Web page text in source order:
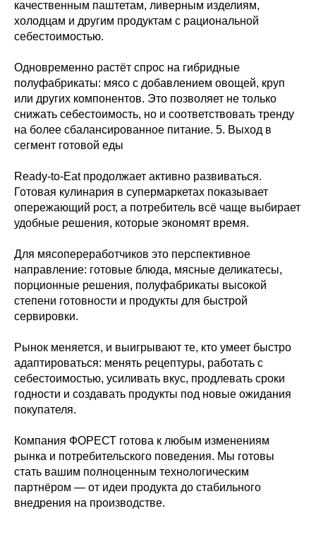
качественным паштетам, ливерным изделиям,
холодцам и другим продуктам с рациональной
себестоимостью.
Одновременно растёт спрос на гибридные
полуфабрикаты: мясо с добавлением овощей, круп
или других компонентов. Это позволяет не только
снижать себестоимость, но и соответствовать тренду
на более сбалансированное питание. 5. Выход в
сегмент готовой еды
Ready-to-Eat продолжает активно развиваться.
Готовая кулинария в супермаркетах показывает
опережающий рост, а потребитель всё чаще выбирает
удобные решения, которые экономят время.
Для мясопереработчиков это перспективное
направление: готовые блюда, мясные деликатесы,
порционные решения, полуфабрикаты высокой
степени готовности и продукты для быстрой
сервировки.
Рынок меняется, и выигрывают те, кто умеет быстро
адаптироваться: менять рецептуры, работать с
себестоимостью, усиливать вкус, продлевать сроки
годности и создавать продукты под новые ожидания
покупателя.
Компания ФОРЕСТ готова к любым изменениям
рынка и потребительского поведения. Мы готовы
стать вашим полноценным технологическим
партнёром — от идеи продукта до стабильного
внедрения на производстве.